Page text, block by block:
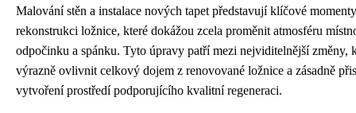
Malování stěn a instalace nových tapet představují klíčové
rekonstrukci ložnice, které dokážou zcela proměnit atmosféru
odpočinku a spánku. Tyto úpravy patří mezi nejviditelnější změny,
výrazně ovlivnit celkový dojem z renovované ložnice a zásadně
vytvoření prostředí podporujícího kvalitní regeneraci.